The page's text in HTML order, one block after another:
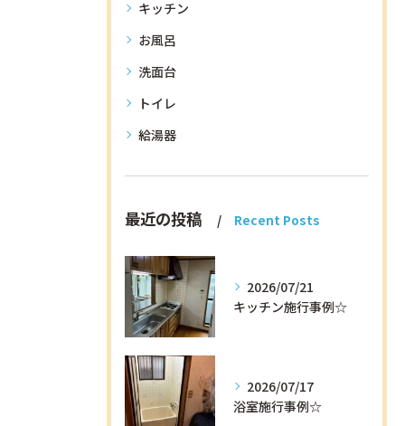
キッチン
お風呂
洗面台
トイレ
給湯器
最近の投稿 Recent Posts
2026/07/21
キッチン施行事例☆
2026/07/17
浴室施行事例☆